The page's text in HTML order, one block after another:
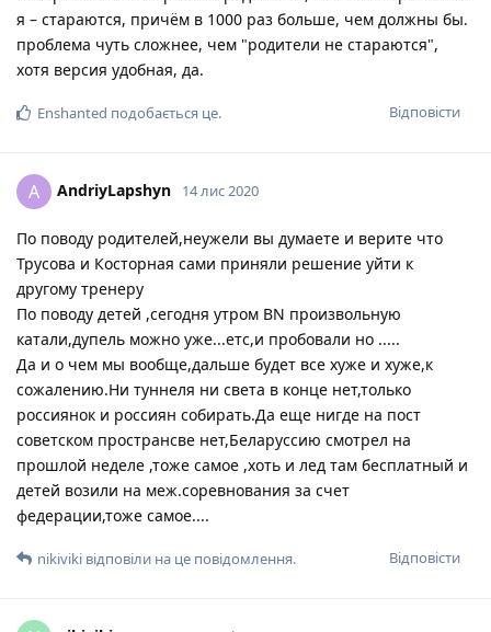
я – стараются, причём в 1000 раз больше, чем должны бы.
проблема чуть сложнее, чем "родители не стараются",
хотя версия удобная, да.
Відповісти
Enshanted подобається це.
A AndriyLapshyn 14 лис 2020
По поводу родителей,неужели вы думаете и верите что
Трусова и Косторная сами приняли решение уйти к
другому тренеру
По поводу детей ,сегодня утром BN произвольную
катали,дупель можно уже...етс,и пробовали но .....
Да и о чем мы вообще,дальше будет все хуже и хуже,к
сожалению.Ни туннеля ни света в конце нет,только
россиянок и россиян собирать.Да еще нигде на пост
советском пространсве нет,Беларуссию смотрел на
прошлой неделе ,тоже самое ,хоть и лед там бесплатный и
детей возили на меж.соревнования за счет
федерации,тоже самое....
Відповісти
nikiviki відповіли на це повідомлення.